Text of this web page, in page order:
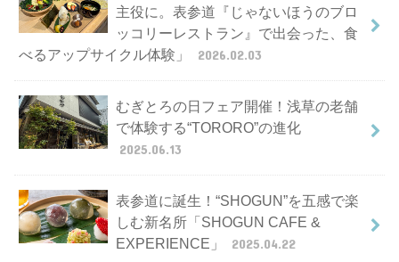
主役に。表参道『じゃないほうのブロ
ッコリーレストラン』で出会った、食
べるアップサイクル体験」
2026.02.03
むぎとろの日フェア開催！浅草の老舗
で体験する“TORORO”の進化
2025.06.13
表参道に誕生！“SHOGUN”を五感で楽
しむ新名所「SHOGUN CAFE &
EXPERIENCE」
2025.04.22